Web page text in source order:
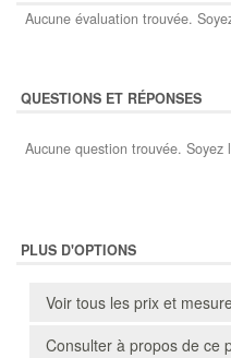
Aucune évaluation trouvée.
QUESTIONS ET RÉPONSES
Aucune question trouvée.
PLUS D'OPTIONS
Voir tous les prix et
Consulter à propos de ce